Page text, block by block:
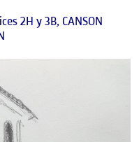
2H y 3B, CANSON